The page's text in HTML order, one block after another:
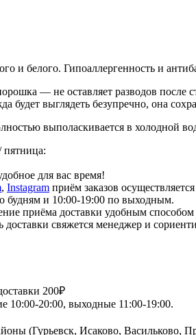
и белого. Гипоаллергенность и
— не оставляет разводов
выглядеть безупречно, она
выполаскивается в холодной
пятница:
для вас время!
, Instagram приём заказов
будням и 10:00-19:00 по выходным.
приёма доставки удобным
свяжется менеджер и
200₽
10:00-20:00, выходные 11:00-19:00.
Исаково, Васильково,